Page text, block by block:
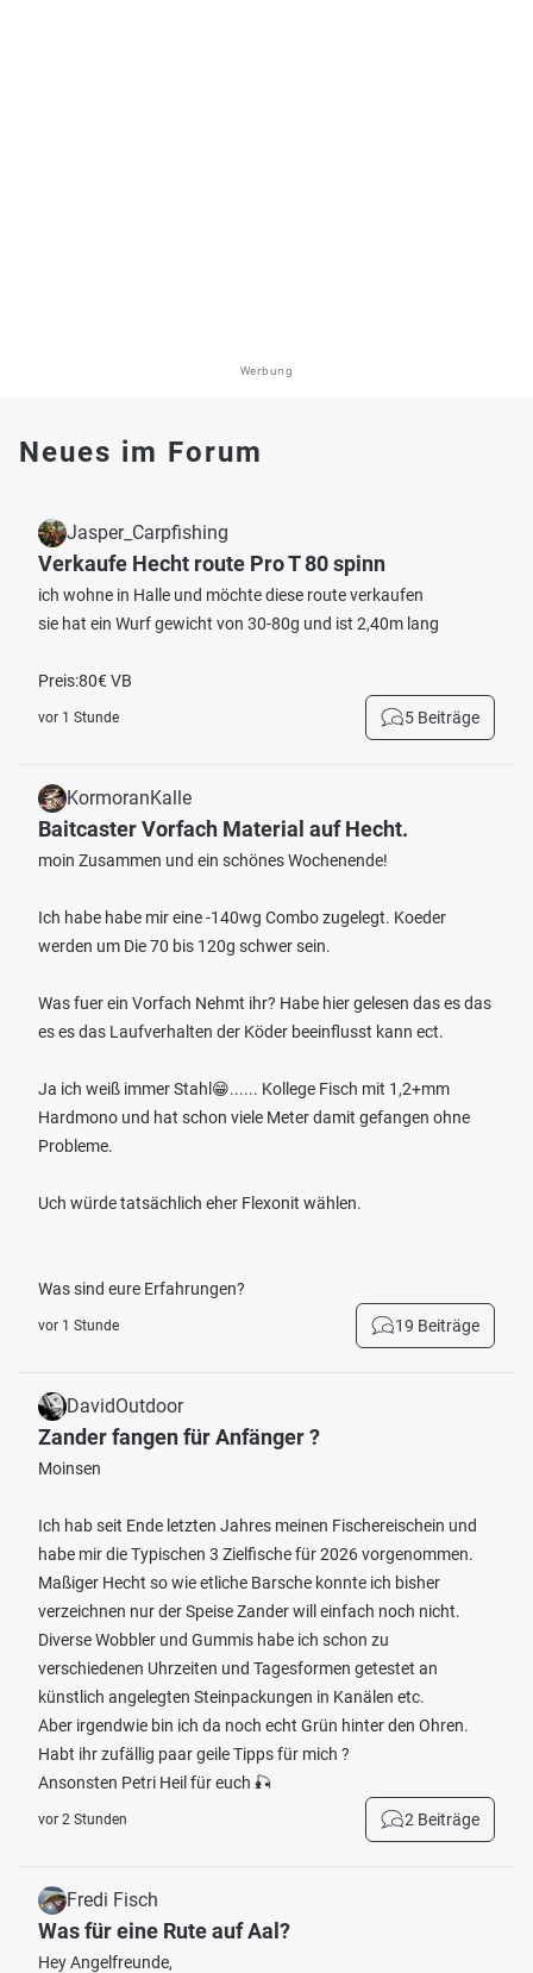
Werbung
Neues im Forum
Jasper_Carpfishing
Verkaufe Hecht route Pro T 80 spinn
ich wohne in Halle und möchte diese route verkaufen
sie hat ein Wurf gewicht von 30-80g und ist 2,40m lang
Preis:80€ VB
vor 1 Stunde 5 Beiträge
KormoranKalle
Baitcaster Vorfach Material auf Hecht.
moin Zusammen und ein schönes Wochenende!
Ich habe habe mir eine -140wg Combo zugelegt. Koeder
werden um Die 70 bis 120g schwer sein.
Was fuer ein Vorfach Nehmt ihr? Habe hier gelesen das es das
es es das Laufverhalten der Köder beeinflusst kann ect.
Ja ich weiß immer Stahl😁...... Kollege Fisch mit 1,2+mm
Hardmono und hat schon viele Meter damit gefangen ohne
Probleme.
Uch würde tatsächlich eher Flexonit wählen.
Was sind eure Erfahrungen?
vor 1 Stunde 19 Beiträge
DavidOutdoor
Zander fangen für Anfänger ?
Moinsen
Ich hab seit Ende letzten Jahres meinen Fischereischein und
habe mir die Typischen 3 Zielfische für 2026 vorgenommen.
Maßiger Hecht so wie etliche Barsche konnte ich bisher
verzeichnen nur der Speise Zander will einfach noch nicht.
Diverse Wobbler und Gummis habe ich schon zu
verschiedenen Uhrzeiten und Tagesformen getestet an
künstlich angelegten Steinpackungen in Kanälen etc.
Aber irgendwie bin ich da noch echt Grün hinter den Ohren.
Habt ihr zufällig paar geile Tipps für mich ?
Ansonsten Petri Heil für euch 🎣
vor 2 Stunden 2 Beiträge
Fredi Fisch
Was für eine Rute auf Aal?
Hey Angelfreunde,